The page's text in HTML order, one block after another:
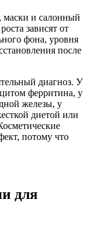
маски и салонный
зависят от
фона, уровня
после
диагноз. У
ферритина, у
железы, у
диетой или
потому что
для